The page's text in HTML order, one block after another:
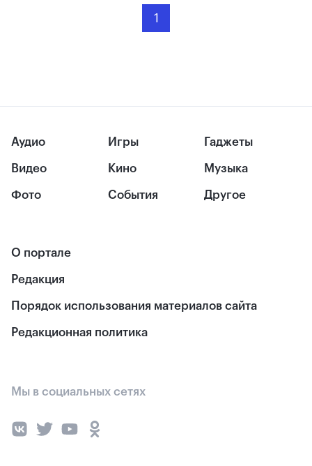
1
Аудио
Видео
Фото
Игры
Кино
События
Гаджеты
Музыка
Другое
О портале
Редакция
Порядок использования материалов сайта
Редакционная политика
Мы в социальных сетях